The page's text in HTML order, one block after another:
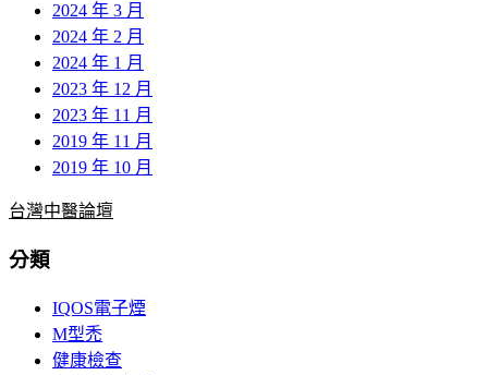
2024 年 3 月
2024 年 2 月
2024 年 1 月
2023 年 12 月
2023 年 11 月
2019 年 11 月
2019 年 10 月
台灣中醫論壇
分類
IQOS電子煙
M型禿
健康檢查